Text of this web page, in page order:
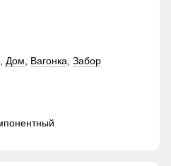
Дом Вагонка Забор